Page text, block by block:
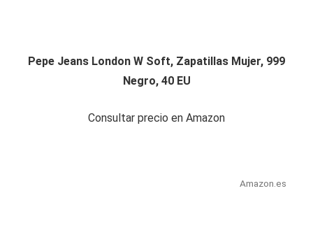
Pepe Jeans London W Soft, Zapatillas Mujer, 999
Negro, 40 EU
Consultar precio en Amazon
Amazon.es